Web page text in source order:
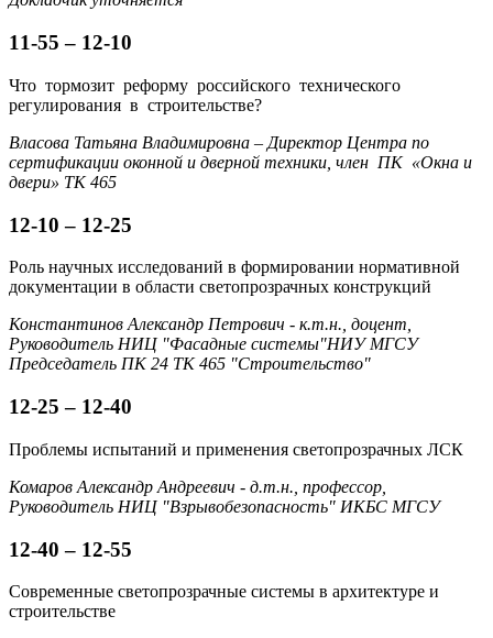
11-55 – 12-10
Что тормозит реформу российского технического
регулирования в строительстве?
Власова Татьяна Владимировна – Директор Центра по
сертификации оконной и дверной техники, член ПК «Окна и
двери» ТК 465
12-10 – 12-25
Роль научных исследований в формировании нормативной
документации в области светопрозрачных конструкций
Константинов Александр Петрович - к.т.н., доцент,
Руководитель НИЦ "Фасадные системы"НИУ МГСУ
Председатель ПК 24 ТК 465 "Строительство"
12-25 – 12-40
Проблемы испытаний и применения светопрозрачных ЛСК
Комаров Александр Андреевич - д.т.н., профессор,
Руководитель НИЦ "Взрывобезопасность" ИКБС МГСУ
12-40 – 12-55
Современные светопрозрачные системы в архитектуре и
строительстве